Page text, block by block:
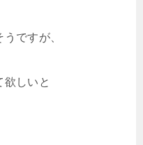
ですが、
しいと